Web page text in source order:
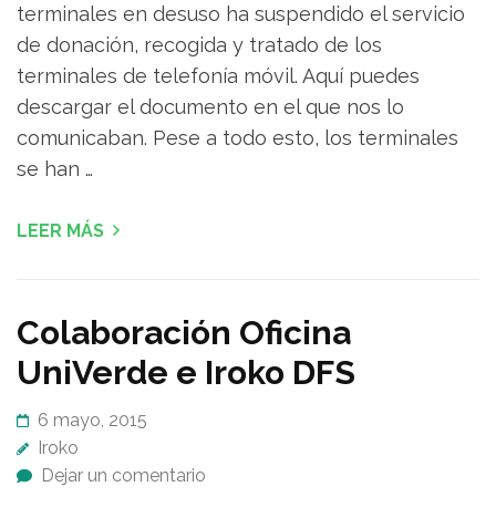
terminales en desuso ha suspendido el servicio
de donación, recogida y tratado de los
terminales de telefonía móvil. Aquí puedes
descargar el documento en el que nos lo
comunicaban. Pese a todo esto, los terminales
se han …
LEER MÁS
Colaboración Oficina
UniVerde e Iroko DFS
6 mayo, 2015
Iroko
Dejar un comentario